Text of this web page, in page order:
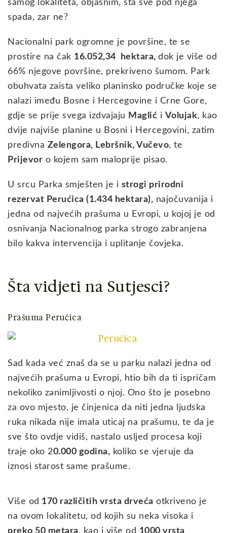
samog lokaliteta, objasnim, šta sve pod njega
spada, zar ne?
Nacionalni park ogromne je površine, te se
prostire na čak 16.052,34 hektara, dok je više od
66% njegove površine, prekriveno šumom. Park
obuhvata zaista veliko planinsko područke koje se
nalazi imeđu Bosne i Hercegovine i Crne Gore,
gdje se prije svega izdvajaju Maglić i Volujak, kao
dvije najviše planine u Bosni i Hercegovini, zatim
predivna Zelengora, Lebršnik, Vučevo, te
Prijevor o kojem sam maloprije pisao.
U srcu Parka smješten je i strogi prirodni
rezervat Perućica (1.434 hektara), najočuvanija i
jedna od najvećih prašuma u Evropi, u kojoj je od
osnivanja Nacionalnog parka strogo zabranjena
bilo kakva intervencija i uplitanje čovjeka.
Šta vidjeti na Sutjesci?
Prašuma Perućica
Sad kada već znaš da se u parku nalazi jedna od
najvećih prašuma u Evropi, htio bih da ti ispričam
nekoliko zanimljivosti o njoj. Ono što je posebno
za ovo mjesto, je činjenica da niti jedna ljudska
ruka nikada nije imala uticaj na prašumu, te da je
sve što ovdje vidiš, nastalo usljed procesa koji
traje oko 20.000 godina, koliko se vjeruje da
iznosi starost same prašume.
Više od 170 različitih vrsta drveća otkriveno je
na ovom lokalitetu, od kojih su neka visoka i
preko 50 metara, kao i više od 1000 vrsta